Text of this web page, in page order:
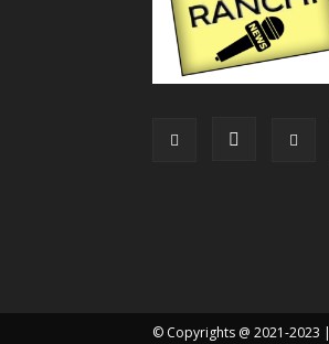
© Copyrights @ 2021-2023 |